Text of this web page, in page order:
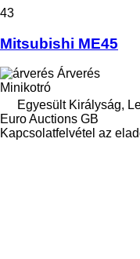
43
Mitsubishi ME45
Árverés
Minikotró
Egyesült Királyság,
Euro Auctions GB
Kapcsolatfelvétel az